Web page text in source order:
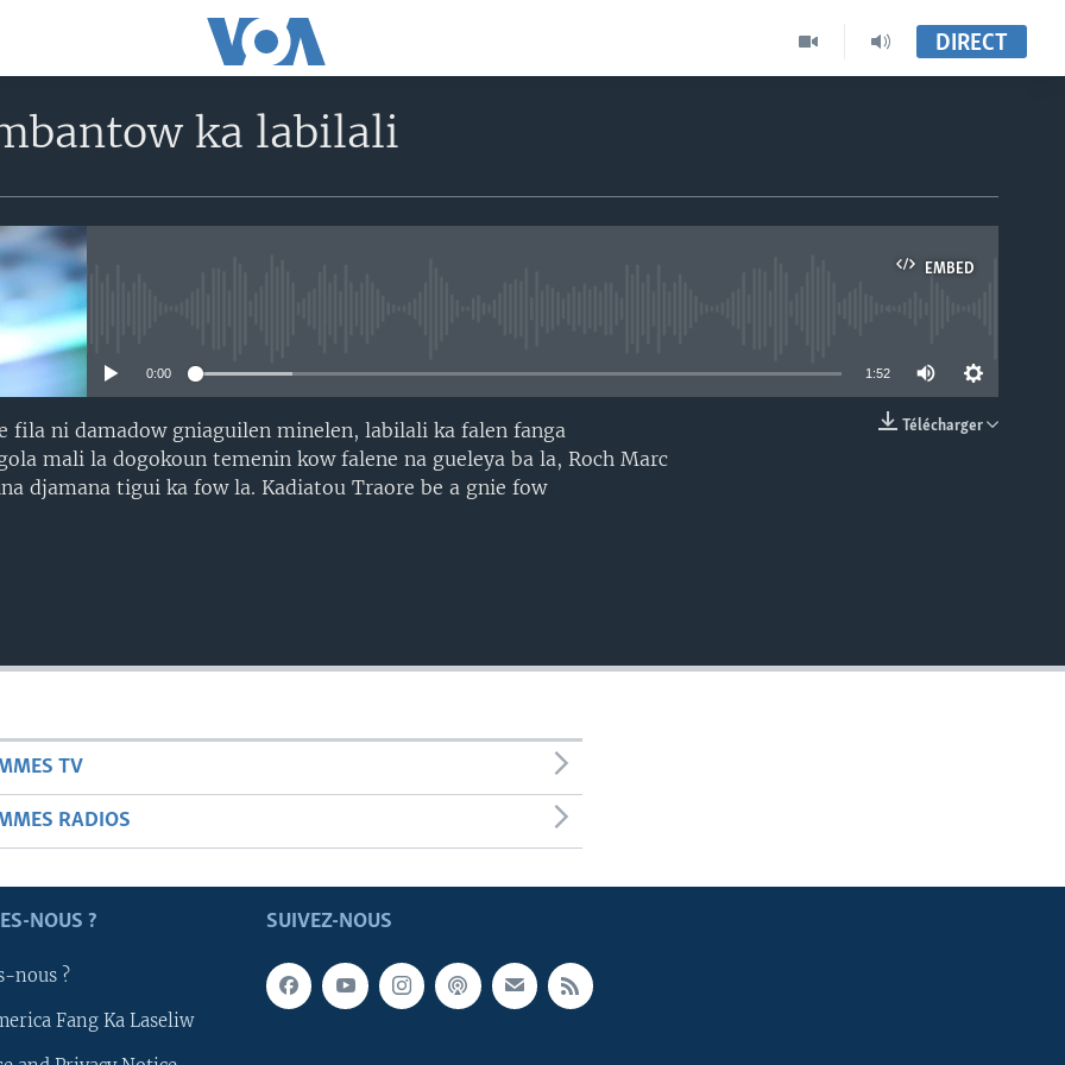
DIRECT
ka labilali
EMBED
0:00 1:52
Télécharger
fila ni damadow gniaguilen minelen, labilali ka falen fanga
mali la dogokoun temenin kow falene na gueleya ba la, Roch Marc
djamana tigui ka fow la. Kadiatou Traore be a gnie fow
TV
RADIOS
SUIVEZ-NOUS
NOUS ?
nous ?
Fang Ka Laseliw